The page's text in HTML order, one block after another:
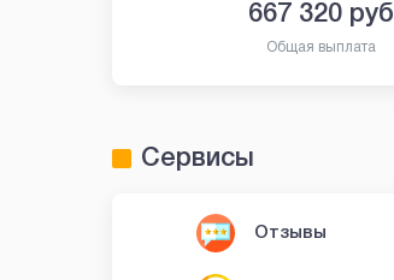
667 320 руб
Общая выплата
Сервисы
Отзывы